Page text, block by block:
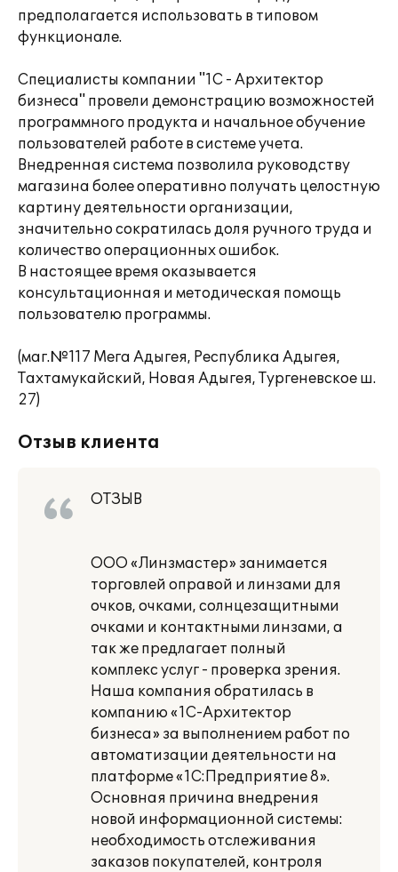
предполагается использовать в типовом
функционале.
Специалисты компании "1С - Архитектор
бизнеса" провели демонстрацию возможностей
программного продукта и начальное обучение
пользователей работе в системе учета.
Внедренная система позволила руководству
магазина более оперативно получать целостную
картину деятельности организации,
значительно сократилась доля ручного труда и
количество операционных ошибок.
В настоящее время оказывается
консультационная и методическая помощь
пользователю программы.
(маг.№117 Мега Адыгея, Республика Адыгея,
Тахтамукайский, Новая Адыгея, Тургеневское ш.
27)
Отзыв клиента
ОТЗЫВ
ООО «Линзмастер» занимается
торговлей оправой и линзами для
очков, очками, солнцезащитными
очками и контактными линзами, а
так же предлагает полный
комплекс услуг - проверка зрения.
Наша компания обратилась в
компанию «1С-Архитектор
бизнеса» за выполнением работ по
автоматизации деятельности на
платформе «1С:Предприятие 8».
Основная причина внедрения
новой информационной системы:
необходимость отслеживания
заказов покупателей, контроля